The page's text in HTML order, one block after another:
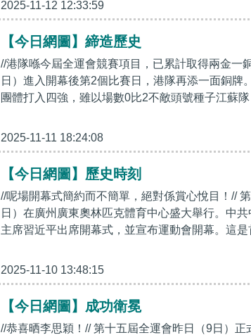
2025-11-12 12:33:59
【今日網圖】締造歷史
//港隊喺今屆全運會競賽項目，已累計取得兩金一
日）進入開幕後第2個比賽日，港隊再添一面銅牌
團體打入四強，雖以場數0比2不敵頭號種子江蘇
2025-11-11 18:24:08
【今日網圖】歷史時刻
//呢場開幕式簡約而不簡單，絕對係賞心悅目！//
日）在廣州廣東奧林匹克體育中心盛大舉行。中
主席習近平出席開幕式，並宣布運動會開幕。這是
2025-11-10 13:48:15
【今日網圖】成功衛冕
//恭喜晒李思穎！// 第十五屆全運會昨日（9日）正